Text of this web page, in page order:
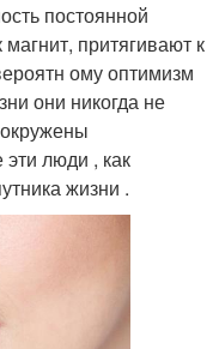
постоянной
притягивают к
ому оптимизм
они никогда не
люди , как
жизни .